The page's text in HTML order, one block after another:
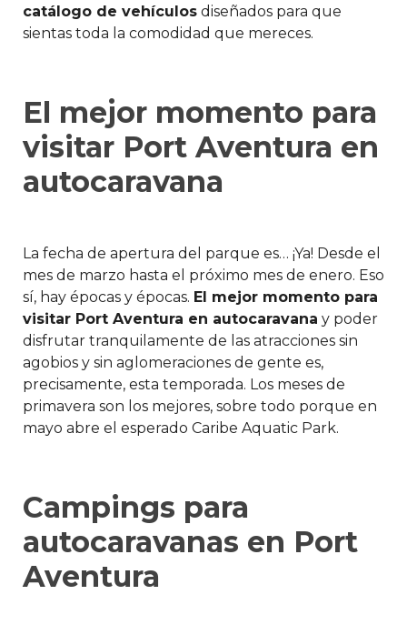
catálogo de vehículos diseñados para que
sientas toda la comodidad que mereces.
El mejor momento para
visitar Port Aventura en
autocaravana
La fecha de apertura del parque es… ¡Ya! Desde el
mes de marzo hasta el próximo mes de enero. Eso
sí, hay épocas y épocas. El mejor momento para
visitar Port Aventura en autocaravana y poder
disfrutar tranquilamente de las atracciones sin
agobios y sin aglomeraciones de gente es,
precisamente, esta temporada. Los meses de
primavera son los mejores, sobre todo porque en
mayo abre el esperado Caribe Aquatic Park.
Campings para
autocaravanas en Port
Aventura